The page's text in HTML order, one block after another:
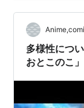
多様性につ
おとこのこ